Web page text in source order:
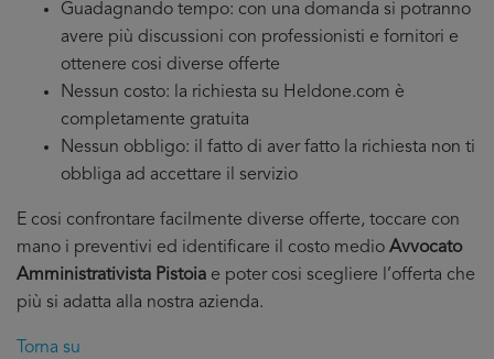
Guadagnando tempo: con una domanda si potranno
avere più discussioni con professionisti e fornitori e
ottenere cosi diverse offerte
Nessun costo: la richiesta su Heldone.com è
completamente gratuita
Nessun obbligo: il fatto di aver fatto la richiesta non ti
obbliga ad accettare il servizio
E cosi confrontare facilmente diverse offerte, toccare con
mano i preventivi ed identificare il costo medio Avvocato
Amministrativista Pistoia e poter cosi scegliere l’offerta che
più si adatta alla nostra azienda.
Torna su